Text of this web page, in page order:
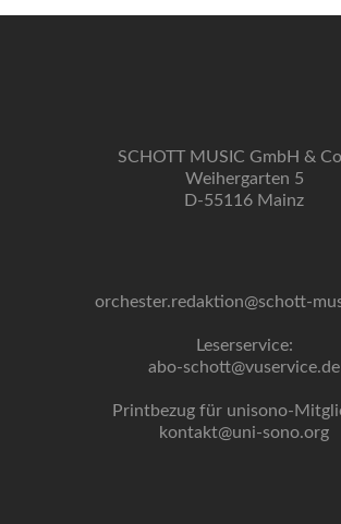
SCHOTT MUSIC GmbH &
Weihergarten 5
D-55116 Mainz
orchester.redaktion@schott-
Leserservice:
abo-schott@vuservice.de
Printbezug für unisono-
kontakt@uni-sono.org